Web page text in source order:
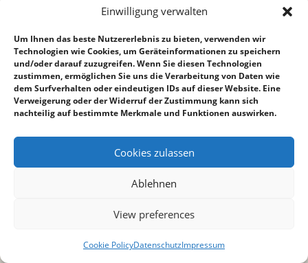
Einwilligung verwalten
Um Ihnen das beste Nutzererlebnis zu bieten, verwenden wir
Technologien wie Cookies, um Geräteinformationen zu speichern
und/oder darauf zuzugreifen. Wenn Sie diesen Technologien
zustimmen, ermöglichen Sie uns die Verarbeitung von Daten wie
dem Surfverhalten oder eindeutigen IDs auf dieser Website. Eine
Verweigerung oder der Widerruf der Zustimmung kann sich
nachteilig auf bestimmte Merkmale und Funktionen auswirken.
Cookies zulassen
Ablehnen
View preferences
Cookie PolicyDatenschutzImpressum